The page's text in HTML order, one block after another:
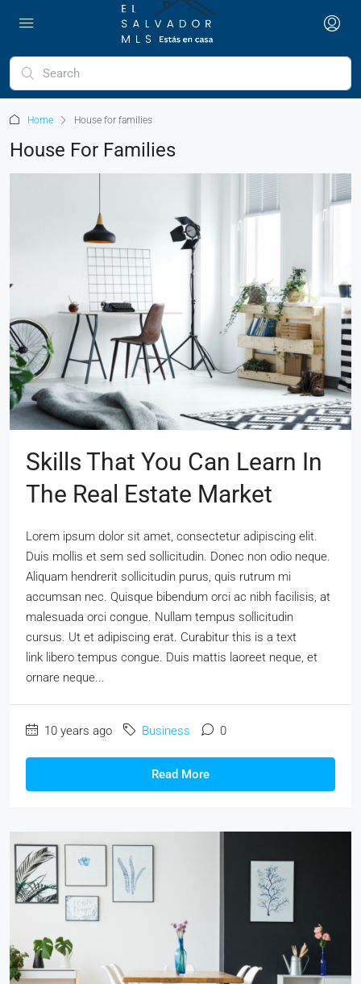
Home House for families
House For Families
Skills That You Can Learn In
The Real Estate Market
Lorem ipsum dolor sit amet, consectetur adipiscing elit.
Duis mollis et sem sed sollicitudin. Donec non odio neque.
Aliquam hendrerit sollicitudin purus, quis rutrum mi
accumsan nec. Quisque bibendum orci ac nibh facilisis, at
malesuada orci congue. Nullam tempus sollicitudin
cursus. Ut et adipiscing erat. Curabitur this is a text
link libero tempus congue. Duis mattis laoreet neque, et
ornare neque...
10 years ago Business 0
Read More